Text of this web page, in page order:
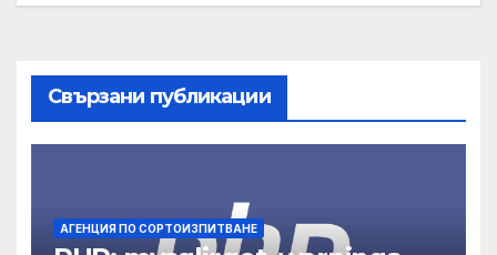
Свързани публикации
АГЕНЦИЯ ПО СОРТОИЗПИТВАНЕ